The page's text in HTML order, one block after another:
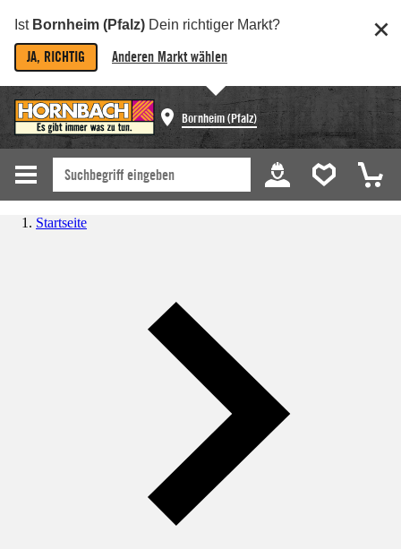
Ist Bornheim (Pfalz) Dein richtiger Markt?
JA, RICHTIG Anderen Markt wählen
Bornheim (Pfalz)
Startseite